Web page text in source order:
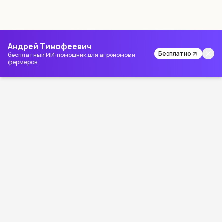
Андрей Тимофеевич
бесплатный ИИ-помощник для агрономов и
фермеров
Бесплатно